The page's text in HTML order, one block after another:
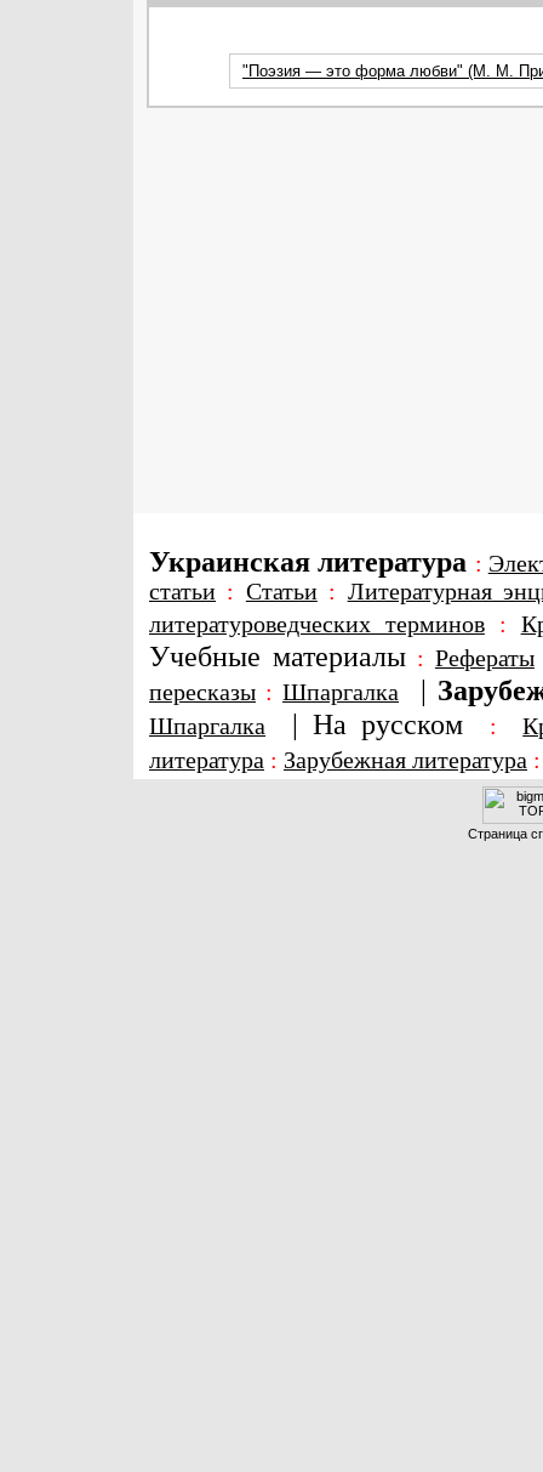
"Поэзия — это форма любви" (М. М.
Украинская литература :
статьи : Статьи: Литературная
литературоведческих терминов:
Учебные материалы : Рефераты
пересказы : Шпаргалка |
Шпаргалка | На русском :
литература : Зарубежная литература
Страница